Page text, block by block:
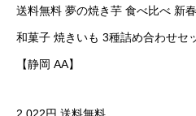
送料無料 夢の焼き芋 食べ比べ 新
和菓子 焼きいも 3種詰め合わせセ
【静岡 AA】